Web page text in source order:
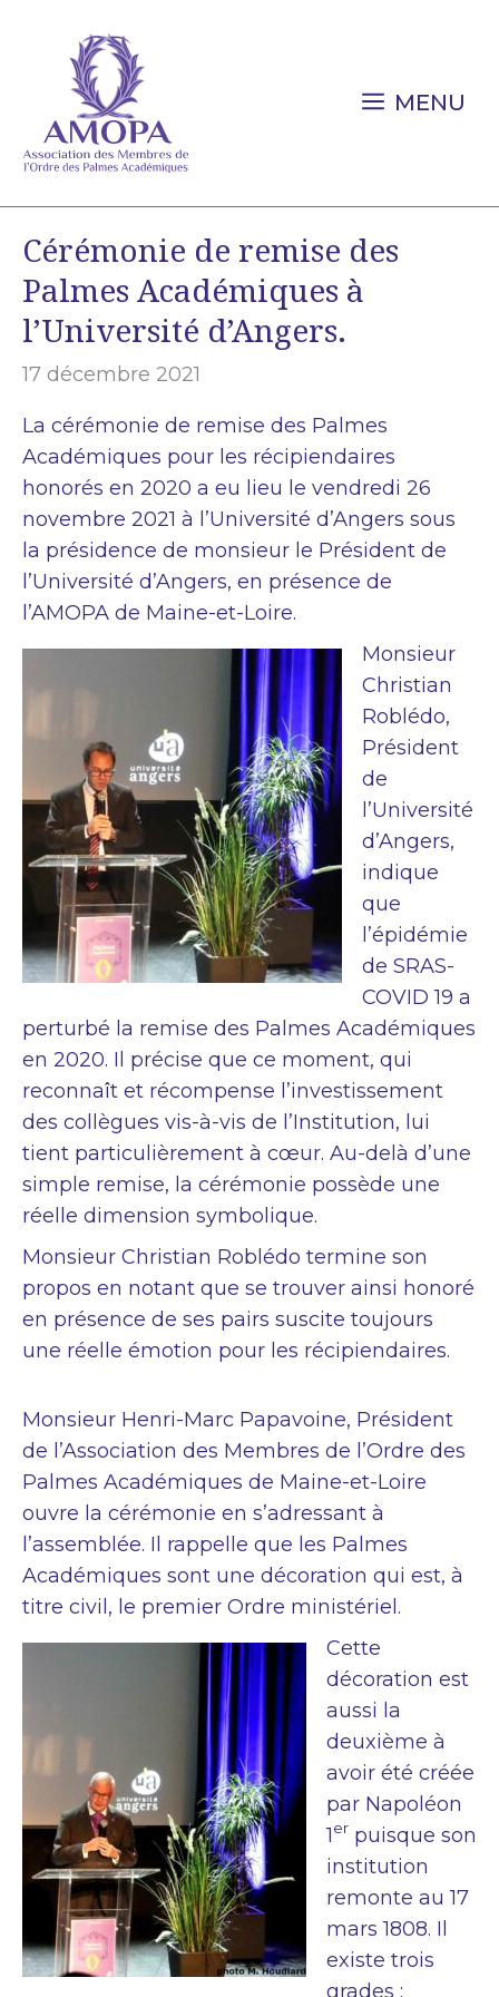
contenu
MENU
Cérémonie de remise des
Palmes Académiques à
l’Université d’Angers.
17 décembre 2021
La cérémonie de remise des Palmes
Académiques pour les récipiendaires
honorés en 2020 a eu lieu le vendredi 26
novembre 2021 à l’Université d’Angers sous
la présidence de monsieur le Président de
l’Université d’Angers, en présence de
l’AMOPA de Maine-et-Loire.
Monsieur
Christian
Roblédo,
Président
de
l’Université
d’Angers,
indique
que
l’épidémie
de SRAS-
COVID 19 a
perturbé la remise des Palmes Académiques
en 2020. Il précise que ce moment, qui
reconnaît et récompense l’investissement
des collègues vis-à-vis de l’Institution, lui
tient particulièrement à cœur. Au-delà d’une
simple remise, la cérémonie possède une
réelle dimension symbolique.
Monsieur Christian Roblédo termine son
propos en notant que se trouver ainsi honoré
en présence de ses pairs suscite toujours
une réelle émotion pour les récipiendaires.
Monsieur Henri-Marc Papavoine, Président
de l’Association des Membres de l’Ordre des
Palmes Académiques de Maine-et-Loire
ouvre la cérémonie en s’adressant à
l’assemblée. Il rappelle que les Palmes
Académiques sont une décoration qui est, à
titre civil, le premier Ordre ministériel.
Cette
décoration est
aussi la
deuxième à
avoir été créée
par Napoléon
1er puisque son
institution
remonte au 17
mars 1808. Il
existe trois
grades :